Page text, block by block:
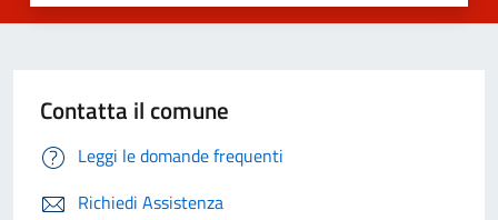
Contatta il comune
Leggi le domande frequenti
Richiedi Assistenza